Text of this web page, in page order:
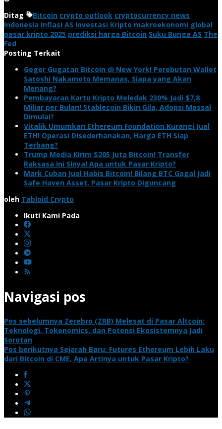
Ditag Bitcoin crypto outlook cryptocurrency news
Indonesia Inflasi AS Investasi Kripto makroekonomi global
pasar kripto 2025 prediksi harga Bitcoin Suku Bunga AS The
Fed
Posting Terkait
Geger Gugatan Bitcoin di New York! Perebutan Wallet
Satoshi Nakamoto Memanas, Siapa yang Akan
Menang?
Pembayaran Kartu Kripto Meledak 230% Jadi $7,8
Miliar per Bulan! Stablecoin Bikin Gila, Adopsi Massal
Dimulai?
Vitalik Umumkan Ethereum Foundation Kurangi Jual
ETH! Operasi Disederhanakan, Harga ETH Siap
Terbang?
Trump Media Kirim $205 Juta Bitcoin! Transfer
Raksasa Ini Sinyal Apa untuk Pasar Kripto?
Mark Cuban Jual Habis Bitcoin! Bilang BTC Gagal Jadi
Safe Haven Asset, Pasar Kripto Diguncang
oleh Tabloid Crypto
Ikuti Kami Pada
Navigasi pos
Pos sebelumnya Zerebro (ZRB) Melesat di Pasar Altcoin:
Teknologi, Tokenomics, dan Potensi Ekosistemnya Jadi
Sorotan
Pos berikutnya Sejarah Baru: Futures Ethereum Lebih Laku
dari Bitcoin di CME, Apa Artinya untuk Pasar Kripto?